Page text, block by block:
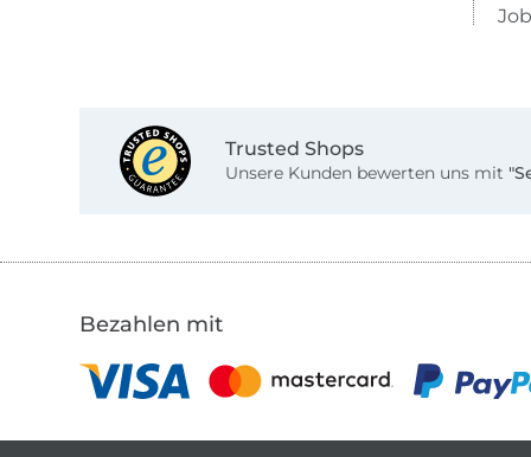
Trusted Shops
Unsere Kunden bewerten uns mit
Bezahlen mit